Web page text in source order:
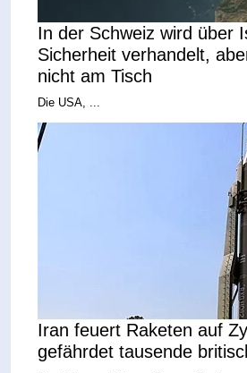
In der Schweiz wird über
Sicherheit verhandelt,
nicht am Tisch
Die USA, ...
Iran feuert Raketen auf
gefährdet tausende